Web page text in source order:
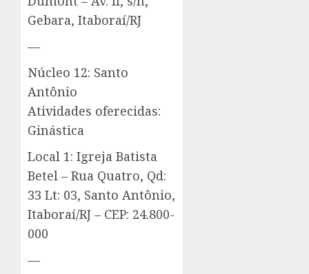
Gebara, Itaboraí/RJ
—
Núcleo 12: Santo
Antônio
Atividades oferecidas:
Ginástica
Local 1: Igreja Batista
Betel – Rua Quatro, Qd:
33 Lt: 03, Santo Antônio,
Itaboraí/RJ – CEP: 24.800-
000
—